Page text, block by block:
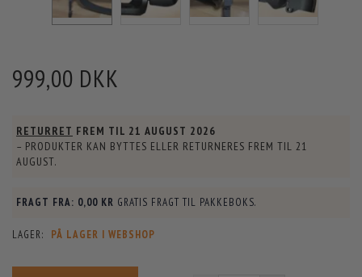
999,00 DKK
RETURRET FREM TIL 21 AUGUST 2026
– PRODUKTER KAN BYTTES ELLER RETURNERES FREM TIL 21
AUGUST.
FRAGT FRA: 0,00 KR GRATIS FRAGT TIL PAKKEBOKS.
LAGER: PÅ LAGER I WEBSHOP